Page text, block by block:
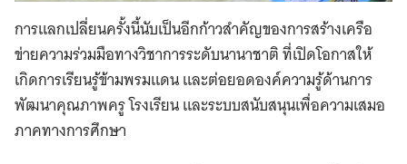
การแลกเปลี่ยนครั้งนี้นับเป็นอีกก้าวสำคัญของการสร้างเครือ
ข่ายความร่วมมือทางวิชาการระดับนานาชาติ ที่เปิดโอกาสให้
เกิดการเรียนรู้ข้ามพรมแดน และต่อยอดองค์ความรู้ด้านการ
พัฒนาคุณภาพครู โรงเรียน และระบบสนับสนุนเพื่อความเสมอ
ภาคทางการศึกษา